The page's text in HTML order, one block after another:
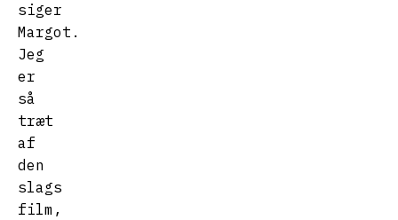
siger
Margot.
Jeg
er
så
træt
af
den
slags
film,